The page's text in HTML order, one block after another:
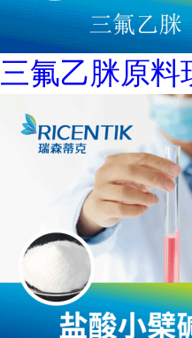
三氟乙脒原料